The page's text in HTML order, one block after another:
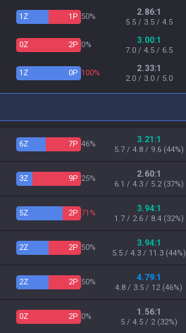
1 Z 1 P 50% 2.86:1
5.5 / 3.5 / 4.5
0Z 2P 0% 3.00:1
7.0 / 4.5 / 6.5
1 Z 0P 100% 2.33:1
2.0 / 3.0 / 5.0
6Z 7P 46% 3.21:1
5.7 / 4.8 / 9.6 (44%)
3Z 9P 25% 2.60:1
6.1 / 4.3 / 5.2 (37%)
5Z 2P 71% 3.94:1
1.7 / 2.6 / 8.4 (32%)
2Z 2P 50% 3.94:1
5.5 / 4.3 / 11.3 (44%)
2Z 2P 50% 4.79:1
4.8 / 3.5 / 12 (46%)
0Z 2P 0% 1.56:1
5 / 4.5 / 2 (32%)